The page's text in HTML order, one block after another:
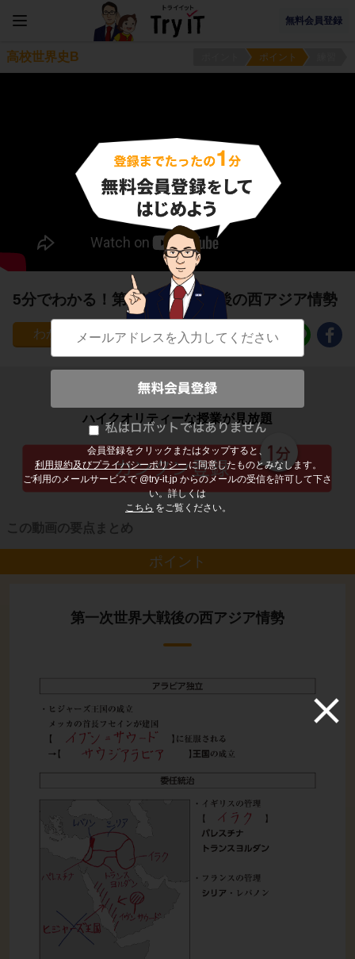
無料会員登録
会員登録をクリックまたはタップすると、
利用規約及びプライバシーポリシー に同意したものとみなします。
ご利用のメールサービスで @try-it.jp からのメールの受信を許可して下さ
い。詳しくは
こちら をご覧ください。
高校世界史B ポイント
5分でわかる！第一次世界大戦後の西アジア情勢
66
子どもの勉強から大人の学び直しまで
ハイクオリティーな授業が見放題
この動画の要点まとめ
ポイント
第一次世界大戦後の西アジア情勢